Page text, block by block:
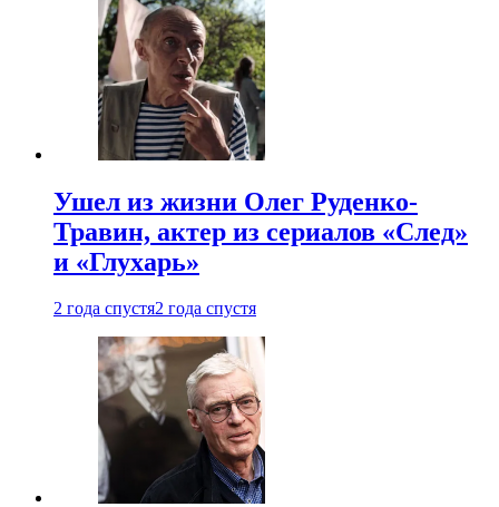
Ушел из жизни Олег Руденко-
Травин, актер из сериалов «След»
и «Глухарь»
2 года спустя2 года спустя